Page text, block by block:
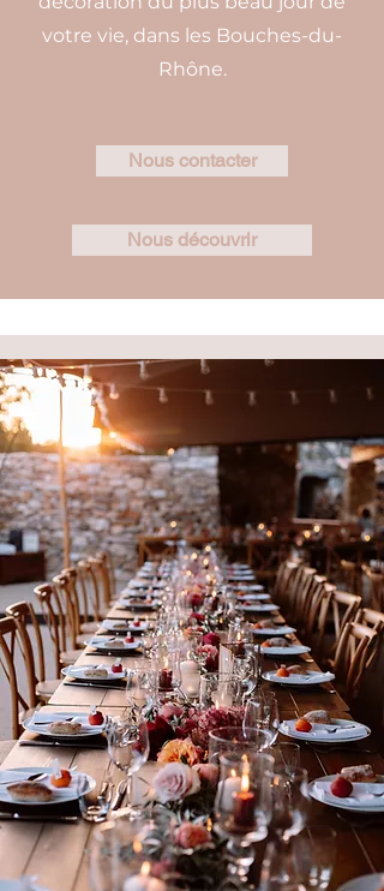
votre vie, dans les Bouches-du-
Rhône.
Nous contacter
Nous découvrir